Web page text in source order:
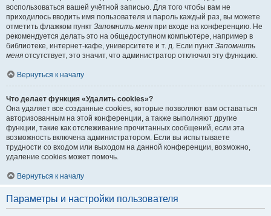
воспользоваться вашей учётной записью. Для того чтобы вам не
приходилось вводить имя пользователя и пароль каждый раз, вы можете
отметить флажком пункт Запомнить меня при входе на конференцию. Не
рекомендуется делать это на общедоступном компьютере, например в
библиотеке, интернет-кафе, университете и т. д. Если пункт Запомнить
меня отсутствует, это значит, что администратор отключил эту функцию.
Вернуться к началу
Что делает функция «Удалить cookies»?
Она удаляет все созданные cookies, которые позволяют вам оставаться
авторизованным на этой конференции, а также выполняют другие
функции, такие как отслеживание прочитанных сообщений, если эта
возможность включена администратором. Если вы испытываете
трудности со входом или выходом на данной конференции, возможно,
удаление cookies может помочь.
Вернуться к началу
Параметры и настройки пользователя